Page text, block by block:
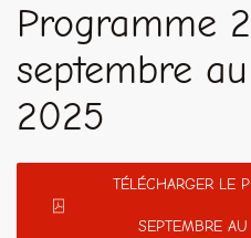
Programme
septembre
2025
TÉLÉCHARGER LE
SEPTEMBRE